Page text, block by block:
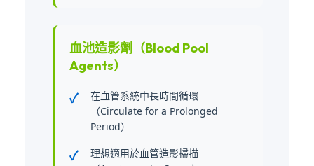
血池造影劑（Blood Pool
Agents）
在血管系統中長時間循環
（Circulate for a Prolonged
Period）
理想適用於血管造影掃描